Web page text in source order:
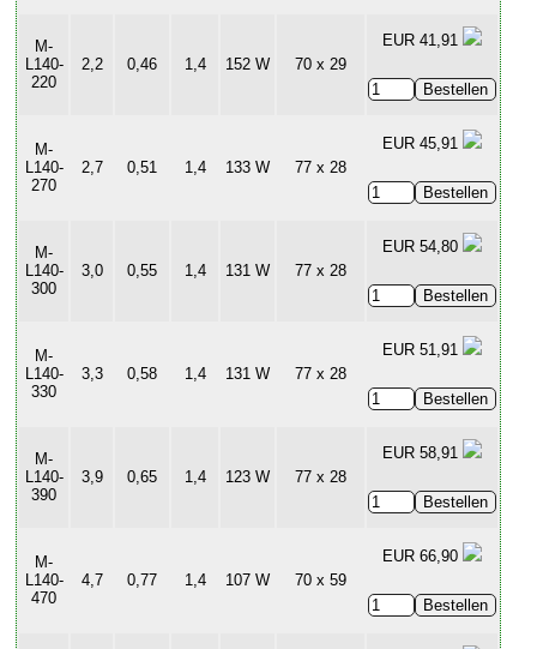
M-
L140-
220
2,2 0,46 1,4 152 W 70 x 29
EUR 41,91
M-
L140-
270
2,7 0,51 1,4 133 W 77 x 28
EUR 45,91
M-
L140-
300
3,0 0,55 1,4 131 W 77 x 28
EUR 54,80
M-
L140-
330
3,3 0,58 1,4 131 W 77 x 28
EUR 51,91
M-
L140-
390
3,9 0,65 1,4 123 W 77 x 28
EUR 58,91
M-
L140-
470
4,7 0,77 1,4 107 W 70 x 59
EUR 66,90